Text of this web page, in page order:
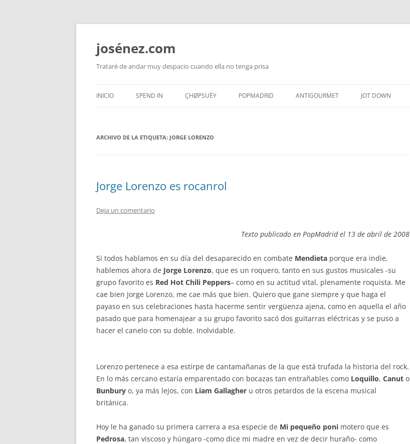
josénez.com
Trataré de andar muy despacio cuando ella no tenga prisa
al
contenido
INICIO SPEND IN ÇHØPSUËY POPMADRID ANTIGOURMET JOT DOWN
ARCHIVO DE LA ETIQUETA: JORGE LORENZO
Jorge Lorenzo es rocanrol
Deja un comentario
Texto publicado en PopMadrid el 13 de abril de 2008
Si todos hablamos en su día del desaparecido en combate Mendieta porque era indie,
hablemos ahora de Jorge Lorenzo, que es un roquero, tanto en sus gustos musicales -su
grupo favorito es Red Hot Chili Peppers– como en su actitud vital, plenamente roquista. Me
cae bien Jorge Lorenzo, me cae más que bien. Quiero que gane siempre y que haga el
payaso en sus celebraciones hasta hacerme sentir vergüenza ajena, como en aquella el año
pasado que para homenajear a su grupo favorito sacó dos guitarras eléctricas y se puso a
hacer el canelo con su doble. Inolvidable.
Lorenzo pertenece a esa estirpe de cantamañanas de la que está trufada la historia del rock.
En lo más cercano estaría emparentado con bocazas tan entrañables como Loquillo, Canut o
Bunbury o, ya más lejos, con Liam Gallagher u otros petardos de la escena musical
británica.
Hoy le ha ganado su primera carrera a esa especie de Mi pequeño poni motero que es
Pedrosa, tan viscoso y húngaro -como dice mi madre en vez de decir huraño- como